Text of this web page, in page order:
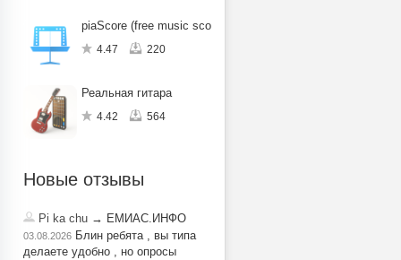
piaScore (free music score viewer)
4.47 220
Реальная гитара
4.42 564
Новые отзывы
Pi ka chu → ЕМИАС.ИНФО
03.08.2026 Блин ребята , вы типа
делаете удобно , но опросы